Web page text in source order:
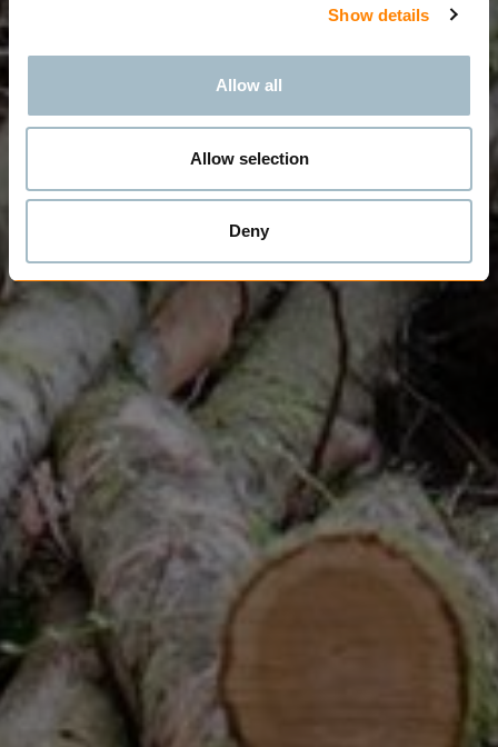
Show details
Allow all
Allow selection
Deny